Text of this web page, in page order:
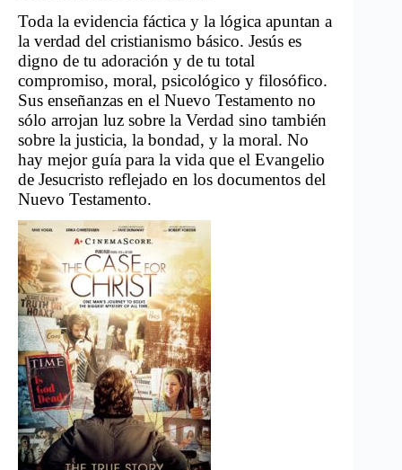
Toda la evidencia fáctica y la lógica apuntan a
la verdad del cristianismo básico. Jesús es
digno de tu adoración y de tu total
compromiso, moral, psicológico y filosófico.
Sus enseñanzas en el Nuevo Testamento no
sólo arrojan luz sobre la Verdad sino también
sobre la justicia, la bondad, y la moral. No
hay mejor guía para la vida que el Evangelio
de Jesucristo reflejado en los documentos del
Nuevo Testamento.